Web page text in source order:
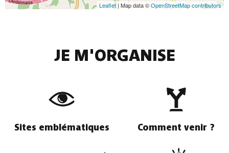
Leaflet | Map data ©OpenStreetMap contributors
JE M'ORGANISE
Sites emblématiques Comment venir ?